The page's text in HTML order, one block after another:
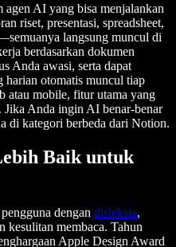
agen AI yang bisa menjalankan
riset, presentasi, spreadsheet,
langsung muncul di
berdasarkan dokumen
Anda awasi, serta dapat
otomatis muncul tiap
atau mobile, fitur utama yang
Anda ingin AI benar-benar
di kategori berbeda dari Notion.
Baik untuk
dengan disleksia,
kesulitan membaca. Tahun
Apple Design Award